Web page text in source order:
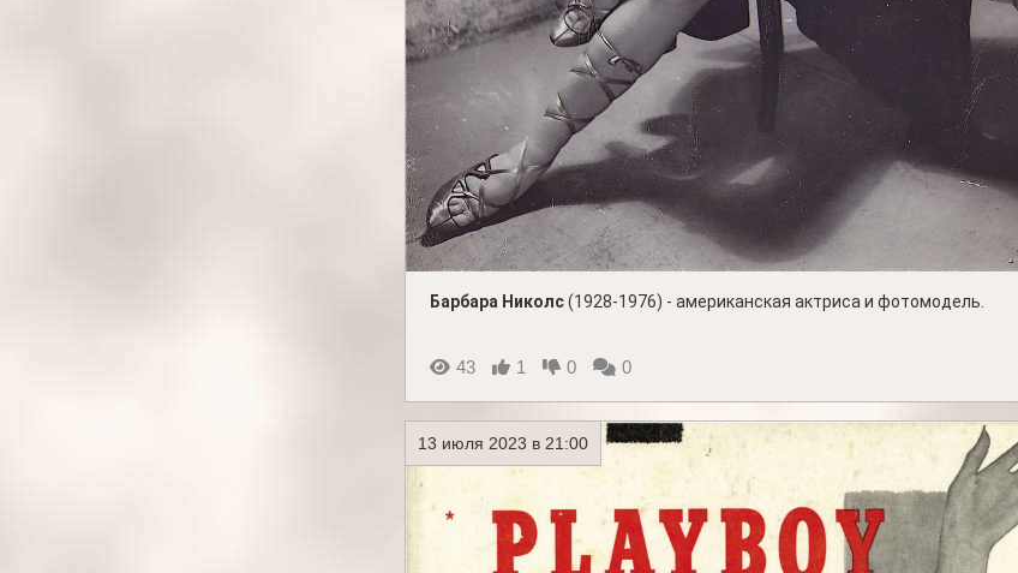
Барбара Николс(1928-1976) - американская актриса и фотомодель.
43 1 0 0
13 июля 2023 в 21:00